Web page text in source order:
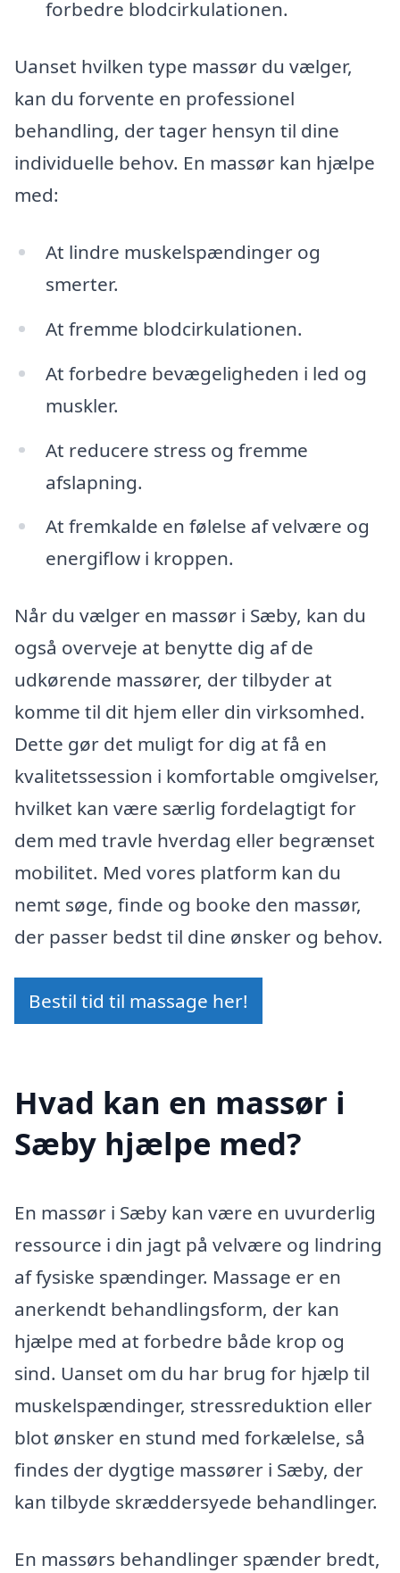
forbedre blodcirkulationen.
Uanset hvilken type massør du vælger,
kan du forvente en professionel
behandling, der tager hensyn til dine
individuelle behov. En massør kan hjælpe
med:
At lindre muskelspændinger og
smerter.
At fremme blodcirkulationen.
At forbedre bevægeligheden i led og
muskler.
At reducere stress og fremme
afslapning.
At fremkalde en følelse af velvære og
energiflow i kroppen.
Når du vælger en massør i Sæby, kan du
også overveje at benytte dig af de
udkørende massører, der tilbyder at
komme til dit hjem eller din virksomhed.
Dette gør det muligt for dig at få en
kvalitetssession i komfortable omgivelser,
hvilket kan være særlig fordelagtigt for
dem med travle hverdag eller begrænset
mobilitet. Med vores platform kan du
nemt søge, finde og booke den massør,
der passer bedst til dine ønsker og behov.
Bestil tid til massage her!
Hvad kan en massør i
Sæby hjælpe med?
En massør i Sæby kan være en uvurderlig
ressource i din jagt på velvære og lindring
af fysiske spændinger. Massage er en
anerkendt behandlingsform, der kan
hjælpe med at forbedre både krop og
sind. Uanset om du har brug for hjælp til
muskelspændinger, stressreduktion eller
blot ønsker en stund med forkælelse, så
findes der dygtige massører i Sæby, der
kan tilbyde skræddersyede behandlinger.
En massørs behandlinger spænder bredt,